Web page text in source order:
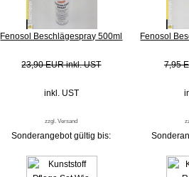
Fenosol Beschlägespray 500ml
23,90 EUR inkl. UST
inkl. UST
zzgl. Versand
Sonderangebot gültig bis:
Fenosol
7,95